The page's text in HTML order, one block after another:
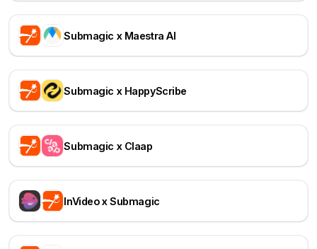
Submagic x Maestra AI
Submagic x HappyScribe
Submagic x Claap
InVideo x Submagic